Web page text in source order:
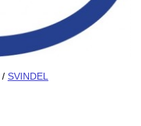
/ SVINDEL